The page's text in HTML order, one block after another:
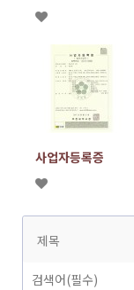
사업자등록증
제목